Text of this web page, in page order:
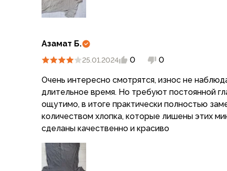
Шнурки, стельки
Сушилки для обуви
Ледоступы
Аксессуары
Варежки
Зимние перчатки
Всесезонные перчатки
Мембранные перчатки
Неопреновые перчатки
Головные уборы
Шапки
Азамат Б.
25.01.2024 0 0
Очень интересно смотрятся, износ не
длительное время. Но требуют постоянной
ощутимо, в итоге практически полностью
количеством хлопка, которые лишены этих
сделаны качественно и красиво